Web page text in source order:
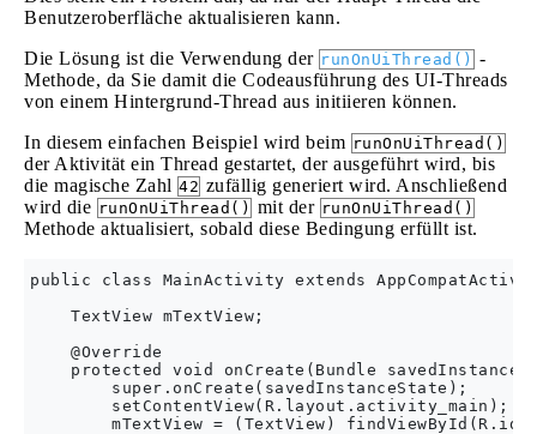
Benutzeroberfläche aktualisieren kann.
Die Lösung ist die Verwendung der runOnUiThread() -
Methode, da Sie damit die Codeausführung des UI-Threads
von einem Hintergrund-Thread aus initiieren können.
In diesem einfachen Beispiel wird beim runOnUiThread()
der Aktivität ein Thread gestartet, der ausgeführt wird, bis
die magische Zahl 42 zufällig generiert wird. Anschließend
wird die runOnUiThread() mit der runOnUiThread()
Methode aktualisiert, sobald diese Bedingung erfüllt ist.
public class MainActivity extends
    TextView mTextView;
    @Override
protected void onCreate(Bundle
        super.onCreate(savedInstanceState);
        setContentView(R.layout.activity_main);
mTextView = (TextView)